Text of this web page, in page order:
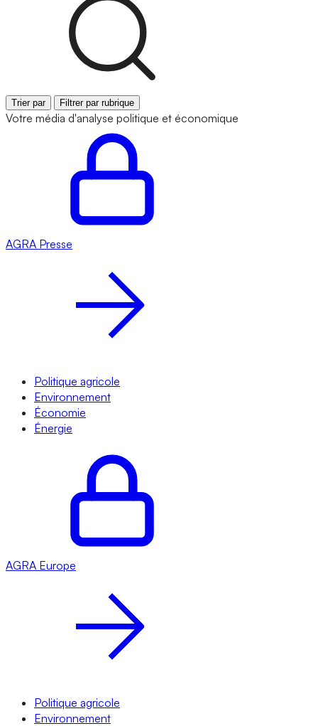
Trier par Filtrer par rubrique
Votre média d'analyse politique et économique
AGRA Presse
Politique agricole
Environnement
Économie
Énergie
AGRA Europe
Politique agricole
Environnement